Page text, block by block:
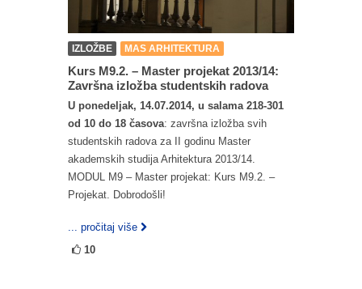
IZLOŽBE MAS ARHITEKTURA
Kurs M9.2. – Master projekat 2013/14:
Završna izložba studentskih radova
U ponedeljak, 14.07.2014, u salama 218-301
od 10 do 18 časova: završna izložba svih
studentskih radova za II godinu Master
akademskih studija Arhitektura 2013/14.
MODUL M9 – Master projekat: Kurs M9.2. –
Projekat. Dobrodošli!
... pročitaj više
10